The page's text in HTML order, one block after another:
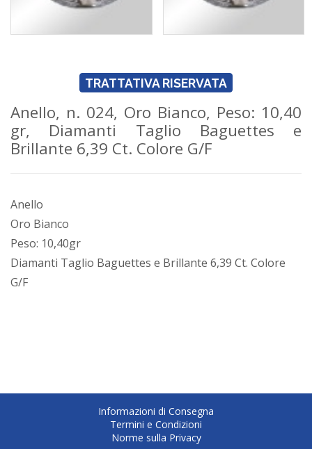
TRATTATIVA RISERVATA
Anello, n. 024, Oro Bianco, Peso: 10,40
gr, Diamanti Taglio Baguettes e
Brillante 6,39 Ct. Colore G/F
Anello
Oro Bianco
Peso: 10,40gr
Diamanti Taglio Baguettes e Brillante 6,39 Ct. Colore
G/F
Informazioni di Consegna
Termini e Condizioni
Norme sulla Privacy